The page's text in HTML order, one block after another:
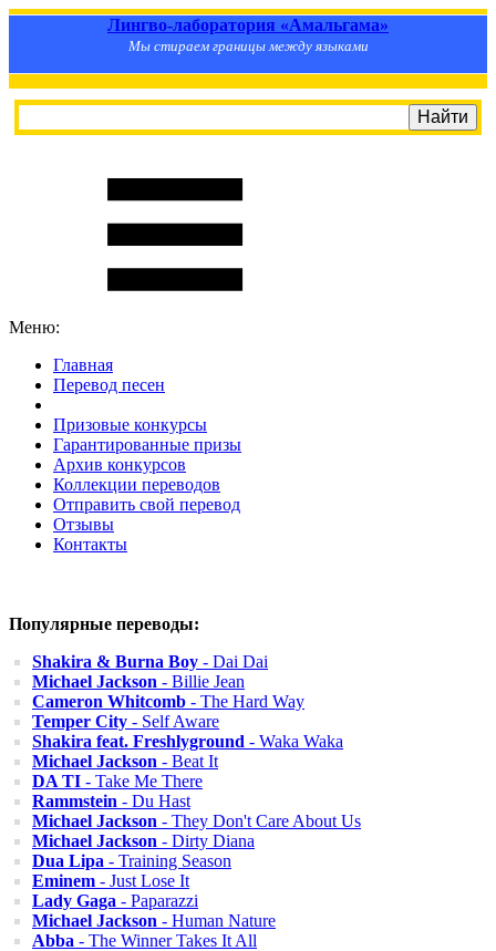
Лингво-лаборатория «Амальгама»
Мы стираем границы между языками
Меню:
Главная
Перевод песен
Призовые конкурсы
Гарантированные призы
Архив конкурсов
Коллекции переводов
Отправить свой перевод
Отзывы
Контакты
Популярные переводы:
Shakira & Burna Boy - Dai Dai
Michael Jackson - Billie Jean
Cameron Whitcomb - The Hard Way
Temper City - Self Aware
Shakira feat. Freshlyground - Waka Waka
Michael Jackson - Beat It
DA TI - Take Me There
Rammstein - Du Hast
Michael Jackson - They Don't Care About Us
Michael Jackson - Dirty Diana
Dua Lipa - Training Season
Eminem - Just Lose It
Lady Gaga - Paparazzi
Michael Jackson - Human Nature
Abba - The Winner Takes It All